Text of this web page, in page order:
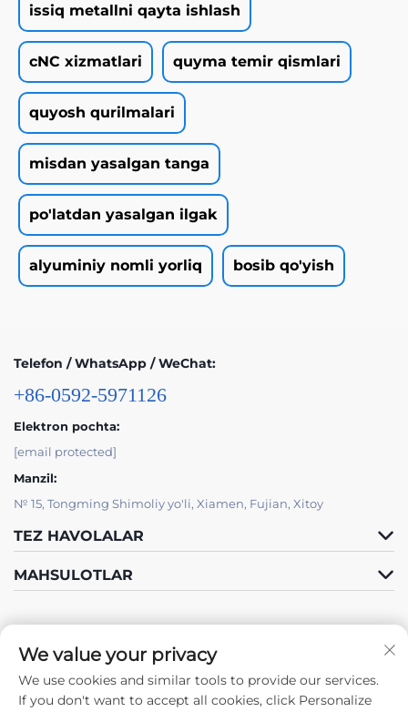
issiq metallni qayta ishlash
cNC xizmatlari quyma temir qismlari
quyosh qurilmalari
misdan yasalgan tanga
po'latdan yasalgan ilgak
alyuminiy nomli yorliq bosib qo'yish
Telefon / WhatsApp / WeChat:
+86-0592-5971126
Elektron pochta:
[email protected]
Manzil:
№ 15, Tongming Shimoliy yo'li, Xiamen, Fujian, Xitoy
TEZ HAVOLALAR
MAHSULOTLAR
Bizni kuzatib boring
We value your privacy
We use cookies and similar tools to provide our services.
If you don't want to accept all cookies, click Personalize